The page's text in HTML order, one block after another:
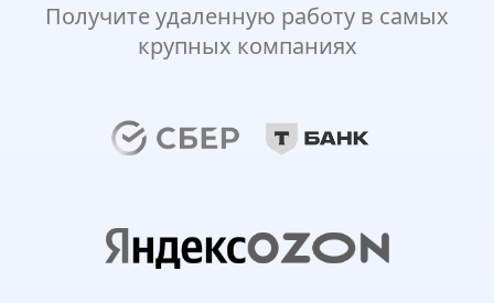
Получите удаленную работу в самых
крупных компаниях